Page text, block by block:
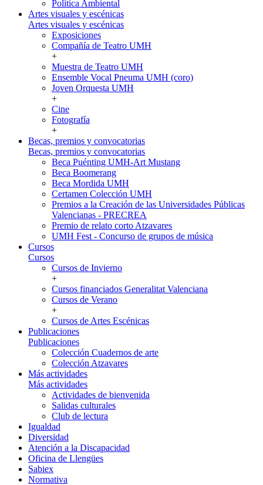
Política Ambiental
Artes visuales y escénicas
Artes visuales y escénicas
Exposiciones
Compañía de Teatro UMH
+
Muestra de Teatro UMH
Ensemble Vocal Pneuma UMH (coro)
Joven Orquesta UMH
+
Cine
Fotografía
+
Becas, premios y convocatorias
Becas, premios y convocatorias
Beca Puénting UMH-Art Mustang
Beca Boomerang
Beca Mordida UMH
Certamen Colección UMH
Premios a la Creación de las Universidades Públicas
Valencianas - PRECREA
Premio de relato corto Atzavares
UMH Fest - Concurso de grupos de música
Cursos
Cursos
Cursos de Invierno
+
Cursos financiados Generalitat Valenciana
Cursos de Verano
+
Cursos de Artes Escénicas
Publicaciones
Publicaciones
Colección Cuadernos de arte
Colección Atzavares
Más actividades
Más actividades
Actividades de bienvenida
Salidas culturales
Club de lectura
Igualdad
Diversidad
Atención a la Discapacidad
Oficina de Llengües
Sabiex
Normativa